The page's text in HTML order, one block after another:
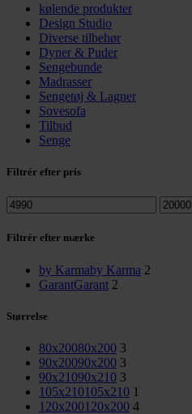
kølende produkter
Design Studio
Diverse tilbehør
Dyner & Puder
Sengebunde
Madrasser
Sengetøj & Lagner
Sovesofa
Tilbud
Senge
Filtrér efter pris
Mindste
pris
Højeste
pris
Filtrér efter mærke
by Karmaby Karma 2
GarantGarant 2
Størrelse
80x20080x200 3
90x20090x200 3
90x21090x210 3
105x210105x210 1
120x200120x200 4